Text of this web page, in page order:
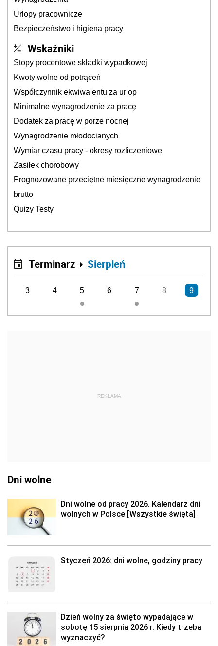
Urlopy pracownicze
Bezpieczeństwo i higiena pracy
Wskaźniki
Stopy procentowe składki wypadkowej
Kwoty wolne od potrąceń
Współczynnik ekwiwalentu za urlop
Minimalne wynagrodzenie za pracę
Dodatek za pracę w porze nocnej
Wynagrodzenie młodocianych
Wymiar czasu pracy - okresy rozliczeniowe
Zasiłek chorobowy
Prognozowane przeciętne miesięczne wynagrodzenie
brutto
Quizy Testy
Terminarz Sierpień
3 4 5 6 7 8 9
REKLAMA
Dni wolne
Dni wolne od pracy 2026. Kalendarz dni
wolnych w Polsce [Wszystkie święta]
Styczeń 2026: dni wolne, godziny pracy
Dzień wolny za święto wypadające w
sobotę 15 sierpnia 2026 r. Kiedy trzeba
wyznaczyć?